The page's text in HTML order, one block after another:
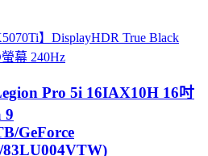
】DisplayHDR True Black
幕 240Hz
Pro 5i 16IAX10H 16吋
9
GeForce